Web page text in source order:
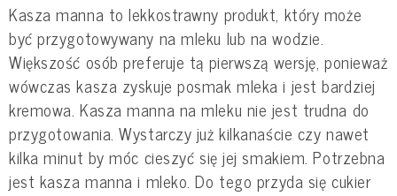
Kasza manna to lekkostrawny produkt, który może
być przygotowywany na mleku lub na wodzie.
Większość osób preferuje tą pierwszą wersję, ponieważ
wówczas kasza zyskuje posmak mleka i jest bardziej
kremowa. Kasza manna na mleku nie jest trudna do
przygotowania. Wystarczy już kilkanaście czy nawet
kilka minut by móc cieszyć się jej smakiem. Potrzebna
jest kasza manna i mleko. Do tego przyda się cukier